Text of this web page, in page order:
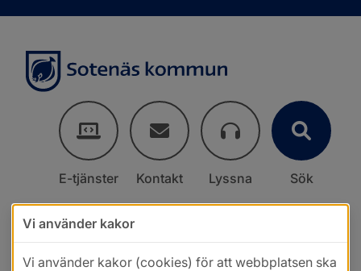
E-tjänster Kontakt Lyssna Sök
Vi använder kakor
Vi använder kakor (cookies) för att webbplatsen ska